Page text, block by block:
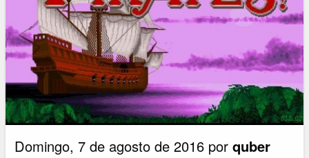
Domingo, 7 de agosto de 2016 porquber